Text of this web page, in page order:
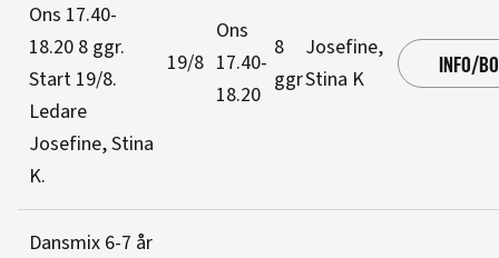
Ons 17.40-
18.20 8 ggr.
Start 19/8.
Ledare
Josefine, Stina
K.
19/8
Ons
17.40-
18.20
8
ggr
Josefine,
Stina K
INFO/
Dansmix 6-7 år